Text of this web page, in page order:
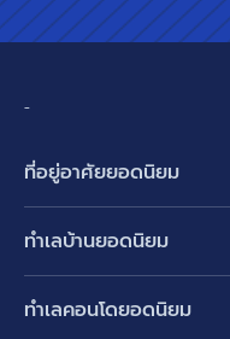
-
ที่อยู่อาศัยยอดนิยม
ทาวน์เฮ้าส์ ทาวน์โฮม
ทำเลบ้านยอดนิยม
ทำเลคอนโดยอดนิยม